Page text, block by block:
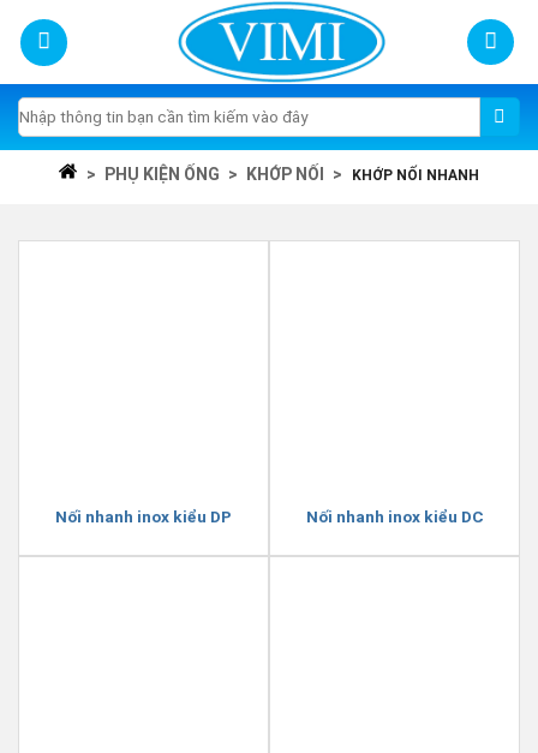
content
Tìm
kiếm:
> PHỤ KIỆN ỐNG > KHỚP NỐI > KHỚP NỐI NHANH
Nối nhanh inox kiểu DP Nối nhanh inox kiểu DC